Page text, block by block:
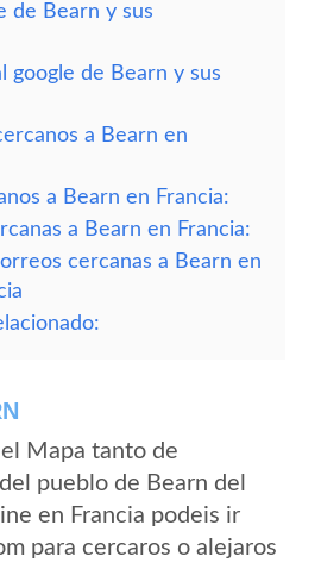
de Bearn y sus
google de Bearn y sus
a Bearn en
a Bearn en Francia:
a Bearn en Francia:
cercanas a Bearn en
Mapa tanto de
pueblo de Bearn del
en Francia podeis ir
para cercaros o alejaros